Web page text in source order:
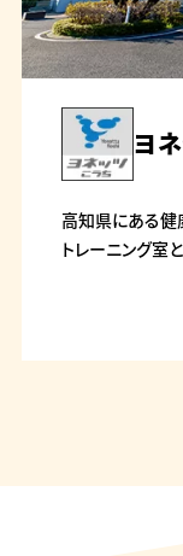
ヨ
高知県にある健
トレーニング室